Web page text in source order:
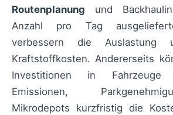
Routenplanung und
Anzahl pro Tag
verbessern die Auslastung
Kraftstoffkosten. Andererseits
Investitionen in
Emissionen,
Mikrodepots kurzfristig die